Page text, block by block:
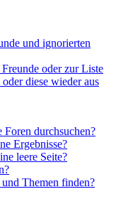
und ignorierten
oder zur Liste
diese wieder aus
durchsuchen?
Ergebnisse?
leere Seite?
Themen finden?